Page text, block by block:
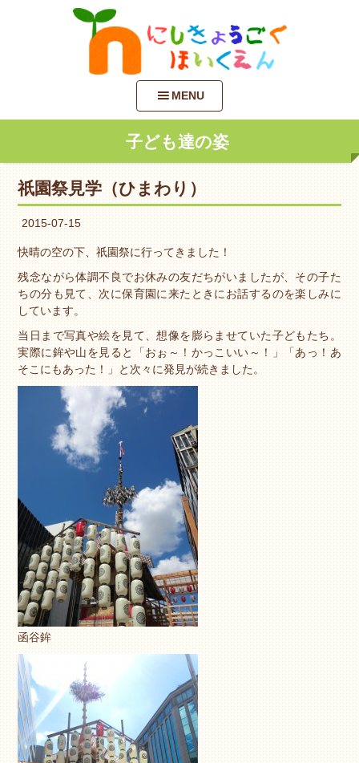
MENU
子ども達の姿
祇園祭見学（ひまわり）
2015-07-15
快晴の空の下、祇園祭に行ってきました！
残念ながら体調不良でお休みの友だちがいましたが、その子た
ちの分も見て、次に保育園に来たときにお話するのを楽しみに
しています。
当日まで写真や絵を見て、想像を膨らませていた子どもたち。
実際に鉾や山を見ると「おぉ～！かっこいい～！」「あっ！あ
そこにもあった！」と次々に発見が続きました。
函谷鉾